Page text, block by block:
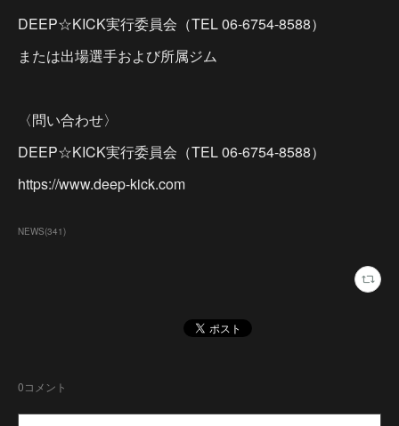
DEEP☆KICK実行委員会（TEL 06-6754-8588）
または出場選手および所属ジム
〈問い合わせ〉
DEEP☆KICK実行委員会（TEL 06-6754-8588）
https://www.deep-kick.com
NEWS(341)
0コメント